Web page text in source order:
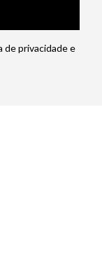
de privacidade e